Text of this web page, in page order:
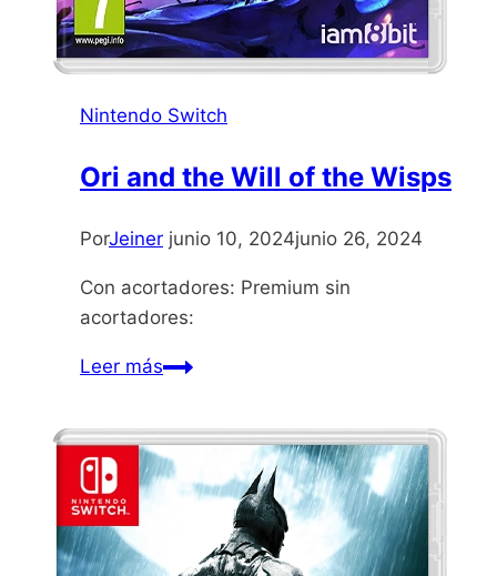
Nintendo Switch
Ori and the Will of the Wisps
PorJeiner junio 10, 2024junio 26, 2024
Con acortadores: Premium sin
acortadores:
Leer másOri
the
Will
of
Wisps